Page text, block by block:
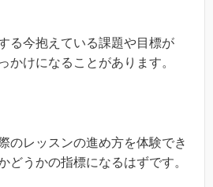
る今抱えている課題や目標が
かけになることがあります。
のレッスンの進め方を体験でき
どうかの指標になるはずです。